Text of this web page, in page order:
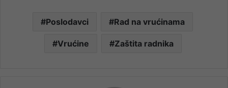
Poslodavci Rad na vrućinama
Vrućine Zaštita radnika